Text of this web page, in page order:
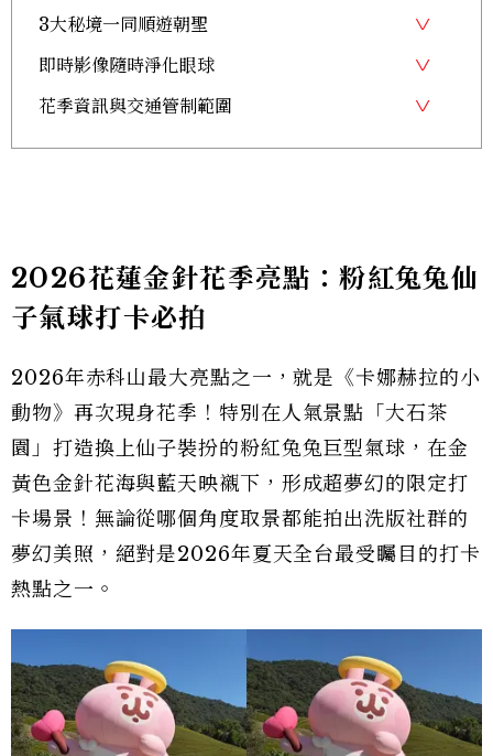
3大秘境一同順遊朝聖
即時影像隨時淨化眼球
花季資訊與交通管制範圍
2026花蓮金針花季亮點：粉紅兔兔仙
子氣球打卡必拍
2026年赤科山最大亮點之一，就是《卡娜赫拉的小
動物》再次現身花季！特別在人氣景點「大石茶
園」打造換上仙子裝扮的粉紅兔兔巨型氣球，在金
黃色金針花海與藍天映襯下，形成超夢幻的限定打
卡場景！無論從哪個角度取景都能拍出洗版社群的
夢幻美照，絕對是2026年夏天全台最受矚目的打卡
熱點之一。